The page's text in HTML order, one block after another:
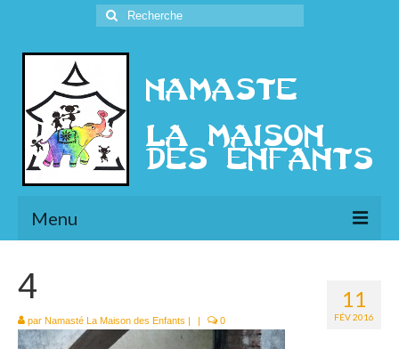
Rechercher
:
Menu
l’Ethique
11
FÉV 2016
4
par Namasté La Maison des Enfants | | 0